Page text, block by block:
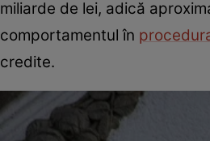
miliarde de lei, adică
comportamentul în
credite.